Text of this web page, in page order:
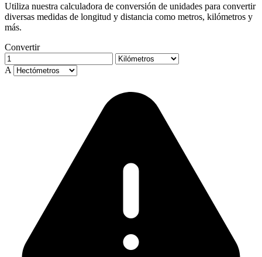
Utiliza nuestra calculadora de conversión de unidades para convertir
diversas medidas de longitud y distancia como metros, kilómetros y
más.
Convertir
A